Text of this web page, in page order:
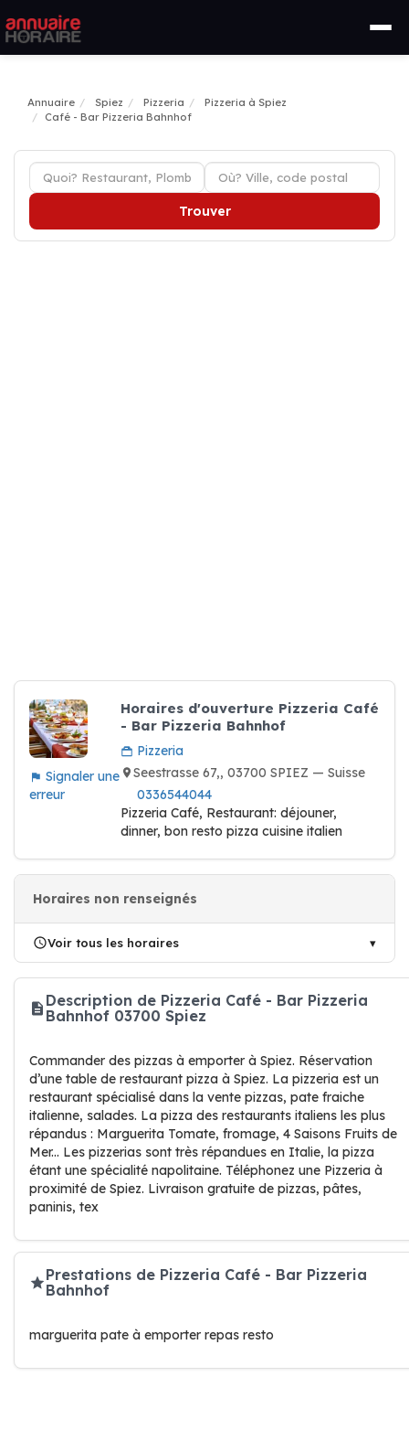
Annuaire Spiez Pizzeria
Pizzeria à Spiez
Café - Bar Pizzeria Bahnhof
Trouver
Signaler une
erreur
Horaires d'ouverture Pizzeria Café
- Bar Pizzeria Bahnhof
Pizzeria
Seestrasse 67,, 03700 SPIEZ — Suisse
0336544044
Pizzeria Café, Restaurant: déjouner,
dinner, bon resto pizza cuisine italien
Horaires non renseignés
Voir tous les horaires
Description de Pizzeria Café - Bar Pizzeria
Bahnhof 03700 Spiez
Commander des pizzas à emporter à Spiez. Réservation
d’une table de restaurant pizza à Spiez. La pizzeria est un
restaurant spécialisé dans la vente pizzas, pate fraiche
italienne, salades. La pizza des restaurants italiens les plus
répandus : Marguerita Tomate, fromage, 4 Saisons Fruits de
Mer... Les pizzerias sont très répandues en Italie, la pizza
étant une spécialité napolitaine. Téléphonez une Pizzeria à
proximité de Spiez. Livraison gratuite de pizzas, pâtes,
paninis, tex
Prestations de Pizzeria Café - Bar Pizzeria
Bahnhof
marguerita pate à emporter repas resto